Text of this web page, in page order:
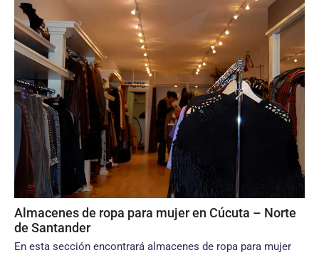
Almacenes de ropa para mujer en Cúcuta – Norte
de Santander
En esta sección encontrará almacenes de ropa para mujer